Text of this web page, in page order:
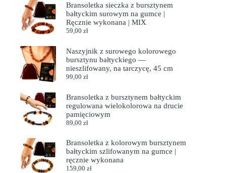
Bransoletka sieczka z bursztynem
bałtyckim surowym na gumce |
Ręcznie wykonana | MIX
59,00 zł
Naszyjnik z surowego kolorowego
bursztynu bałtyckiego —
nieszlifowany, na tarczycę, 45 cm
99,00 zł
Bransoletka z bursztynem bałtyckim
regulowana wielokolorowa na drucie
pamięciowym
89,00 zł
Bransoletka z kolorowym bursztynem
bałtyckim szlifowanym na gumce |
ręcznie wykonana
159,00 zł